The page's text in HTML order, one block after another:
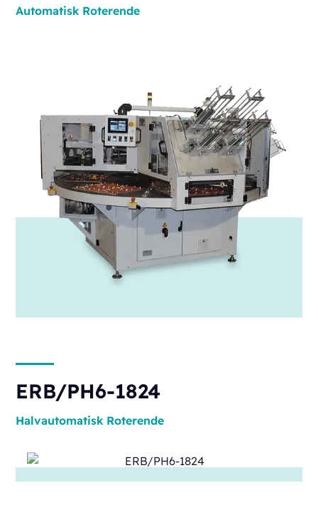
Automatisk Roterende
ERB/PH6-1824
Halvautomatisk Roterende